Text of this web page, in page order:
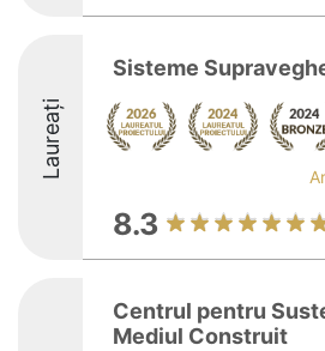
Laureați
Sisteme
8.3
Centrul pentru
Mediul Construit